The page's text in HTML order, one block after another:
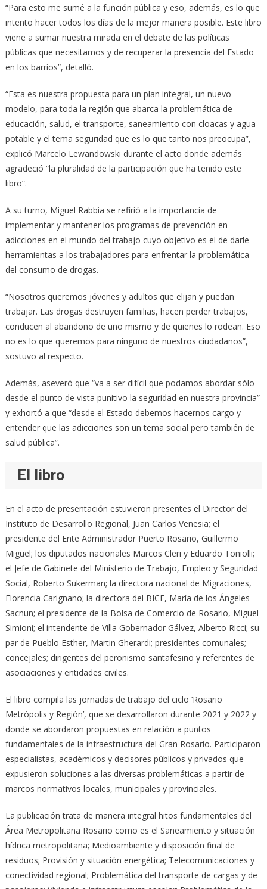
“Para esto me sumé a la función pública y eso, además, es lo que
intento hacer todos los días de la mejor manera posible. Este libro
viene a sumar nuestra mirada en el debate de las políticas
públicas que necesitamos y de recuperar la presencia del Estado
en los barrios”, detalló.
“Esta es nuestra propuesta para un plan integral, un nuevo
modelo, para toda la región que abarca la problemática de
educación, salud, el transporte, saneamiento con cloacas y agua
potable y el tema seguridad que es lo que tanto nos preocupa”,
explicó Marcelo Lewandowski durante el acto donde además
agradeció “la pluralidad de la participación que ha tenido este
libro”.
A su turno, Miguel Rabbia se refirió a la importancia de
implementar y mantener los programas de prevención en
adicciones en el mundo del trabajo cuyo objetivo es el de darle
herramientas a los trabajadores para enfrentar la problemática
del consumo de drogas.
“Nosotros queremos jóvenes y adultos que elijan y puedan
trabajar. Las drogas destruyen familias, hacen perder trabajos,
conducen al abandono de uno mismo y de quienes lo rodean. Eso
no es lo que queremos para ninguno de nuestros ciudadanos”,
sostuvo al respecto.
Además, aseveró que “va a ser difícil que podamos abordar sólo
desde el punto de vista punitivo la seguridad en nuestra provincia”
y exhortó a que “desde el Estado debemos hacernos cargo y
entender que las adicciones son un tema social pero también de
salud pública”.
El libro
En el acto de presentación estuvieron presentes el Director del
Instituto de Desarrollo Regional, Juan Carlos Venesia; el
presidente del Ente Administrador Puerto Rosario, Guillermo
Miguel; los diputados nacionales Marcos Cleri y Eduardo Toniolli;
el Jefe de Gabinete del Ministerio de Trabajo, Empleo y Seguridad
Social, Roberto Sukerman; la directora nacional de Migraciones,
Florencia Carignano; la directora del BICE, María de los Ángeles
Sacnun; el presidente de la Bolsa de Comercio de Rosario, Miguel
Simioni; el intendente de Villa Gobernador Gálvez, Alberto Ricci; su
par de Pueblo Esther, Martin Gherardi; presidentes comunales;
concejales; dirigentes del peronismo santafesino y referentes de
asociaciones y entidades civiles.
El libro compila las jornadas de trabajo del ciclo ‘Rosario
Metrópolis y Región’, que se desarrollaron durante 2021 y 2022 y
donde se abordaron propuestas en relación a puntos
fundamentales de la infraestructura del Gran Rosario. Participaron
especialistas, académicos y decisores públicos y privados que
expusieron soluciones a las diversas problemáticas a partir de
marcos normativos locales, municipales y provinciales.
La publicación trata de manera integral hitos fundamentales del
Área Metropolitana Rosario como es el Saneamiento y situación
hídrica metropolitana; Medioambiente y disposición final de
residuos; Provisión y situación energética; Telecomunicaciones y
conectividad regional; Problemática del transporte de cargas y de